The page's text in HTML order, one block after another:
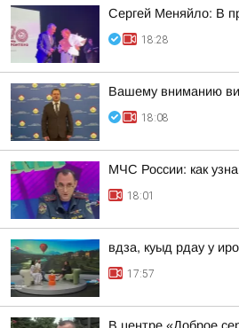
Сергей Меняйло: В
18:28
Вашему вниманию
18:08
МЧС России: как
18:01
вдза, куыд рдау у
17:57